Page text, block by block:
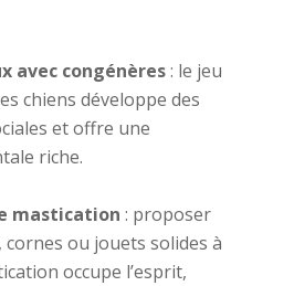
avec congénères: le jeu
chiens développe des
et offre une
riche.
mastication : proposer
cornes ou jouets solides à
occupe l’esprit,